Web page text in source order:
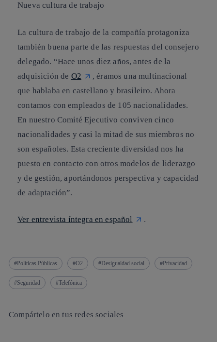
Nueva cultura de trabajo
La cultura de trabajo de la compañía protagoniza
también buena parte de las respuestas del consejero
delegado. “Hace unos diez años, antes de la
adquisición de O2
, éramos una multinacional
que hablaba en castellano y brasileiro. Ahora
contamos con empleados de 105 nacionalidades.
En nuestro Comité Ejecutivo conviven cinco
nacionalidades y casi la mitad de sus miembros no
son españoles. Esta creciente diversidad nos ha
puesto en contacto con otros modelos de liderazgo
y de gestión, aportándonos perspectiva y capacidad
de adaptación”.
Ver entrevista íntegra en español .
Políticas Públicas O2 Desigualdad social Privacidad
Seguridad Telefónica
Compártelo en tus redes sociales